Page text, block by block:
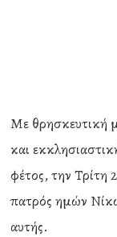
Με θρησκευτική
και
φέτος, την Τρίτη
πατρός ημών
αυτής.